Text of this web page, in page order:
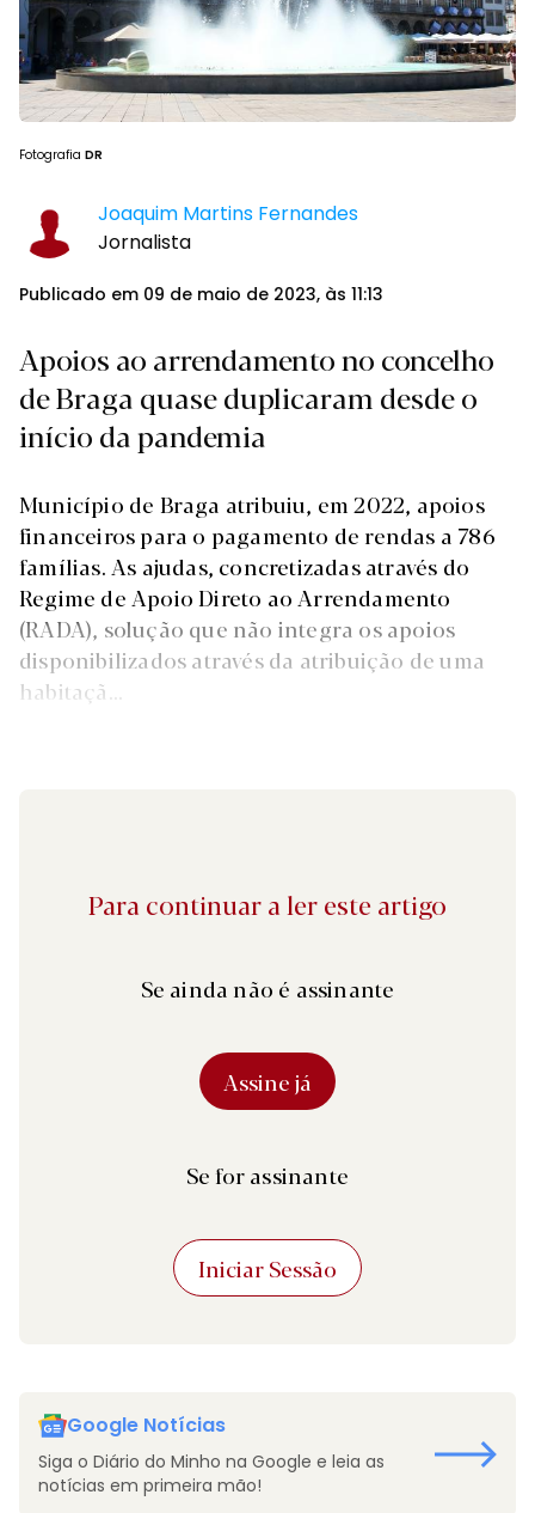
Fotografia DR
Joaquim Martins Fernandes
Jornalista
Publicado em 09 de maio de 2023, às 11:13
Apoios ao arrendamento no concelho
de Braga quase duplicaram desde o
início da pandemia
Município de Braga atribuiu, em 2022, apoios
financeiros para o pagamento de rendas a 786
famílias. As ajudas, concretizadas através do
Regime de Apoio Direto ao Arrendamento
(RADA), solução que não integra os apoios
disponibilizados através da atribuição de uma
habitaçã...
Para continuar a ler este artigo
Se ainda não é assinante
Assine já
Se for assinante
Iniciar Sessão
Google Notícias
Siga o Diário do Minho na Google e leia as
notícias em primeira mão!